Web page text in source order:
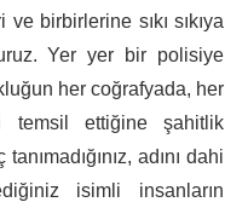
birbirlerine sıkı sıkıya
Yer yer bir polisiye
her coğrafyada, her
temsil ettiğine şahitlik
adını dahi
isimli insanların